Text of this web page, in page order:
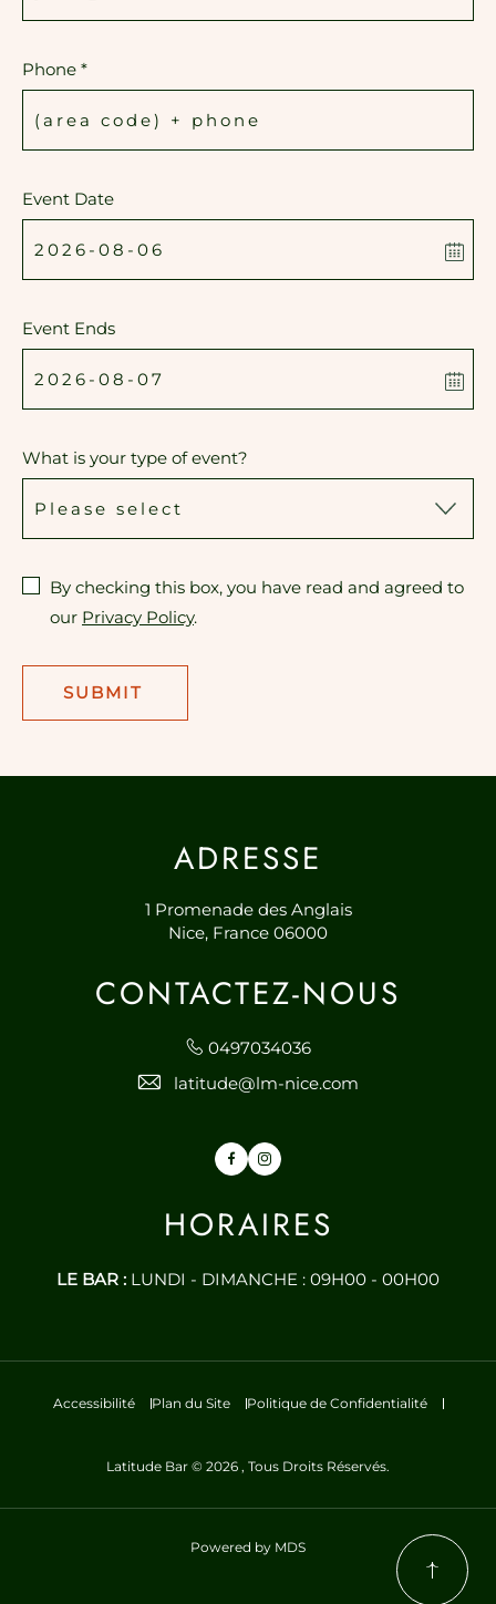
Phone *
Event Date
Event Ends
What is your type of event?
By checking this box, you have read and agreed to
our Privacy Policy.
SUBMIT
ADRESSE
1 Promenade des Anglais
Nice, France 06000
CONTACTEZ-NOUS
0497034036
latitude@lm-nice.com
FacebookInstagram
HORAIRES
LE BAR : LUNDI - DIMANCHE : 09H00 - 00H00
Accessibilité Plan du Site Politique de Confidentialité
Latitude Bar © 2026 , Tous Droits Réservés.
Powered by MDS